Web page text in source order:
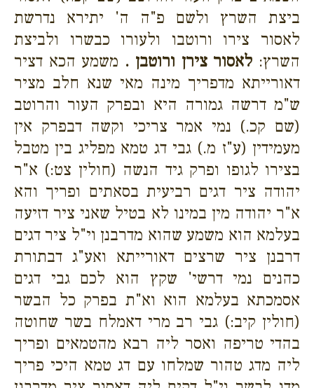
ביצת השרץ ולשם פ"ה ה' יתירא נדרשת
לאסור צירו ורוטבו ולעורו כבשרו ולביצת
השרץ: לאסור צירן ורוטבן . משמע הכא דציר
דאורייתא מדפריך מינה מאי שנא חלב מציר
ש"מ דרשה גמורה היא ובפרק העור והרוטב
(שם קכ.) נמי אמר צריכי וקשה דבפרק אין
מעמידין (ע"ז מ.) גבי דג טמא מפליג בין מטבל
בצירו לגופו ופרק גיד הנשה (חולין צט:) א"ר
יהודה ציר דגים רביעית בסאתים ופריך והא
א"ר יהודה מין במינו לא בטיל שאני ציר דזיעה
בעלמא הוא משמע שהוא מדרבנן וי"ל ציר דגים
דרבנן ציר שרצים דאורייתא ואע"ג דבתורת
כהנים נמי דרשי' שקץ הוא לכם גבי דגים
אסמכתא בעלמא הוא וא"ת בפרק כל הבשר
(חולין קיב:) גבי רב מרי דאמלח בשר שחוטה
בהדי טריפה ואסר ליה רבא מהטמאים ופריך
ליה מדג טהור שמלחו עם דג טמא היכי פריך